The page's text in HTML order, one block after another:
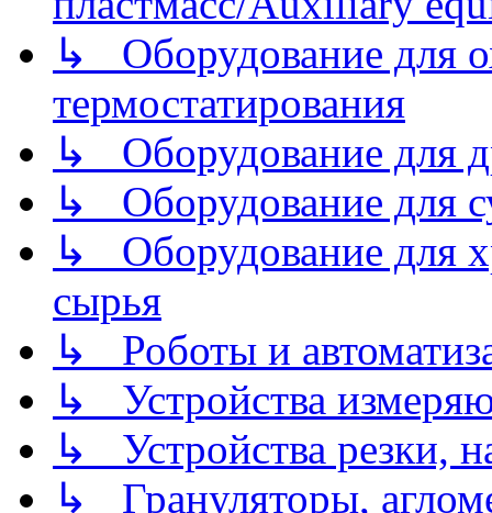
↳ Оборудование для
термостатирования
↳ Оборудование для
↳ Оборудование для
↳ Оборудование для
сырья
↳ Роботы и
↳ Устройства
↳ Устройства резки,
↳ Грануляторы,